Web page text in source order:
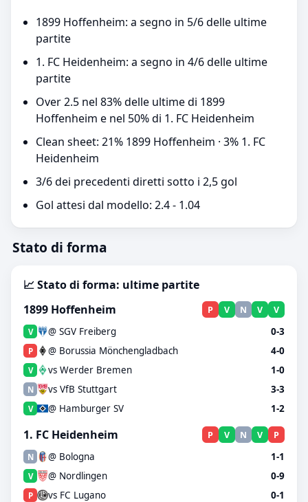
1899 Hoffenheim: a segno in 5/6 delle ultime
partite
1. FC Heidenheim: a segno in 4/6 delle ultime
partite
Over 2.5 nel 83% delle ultime di 1899
Hoffenheim e nel 50% di 1. FC Heidenheim
Clean sheet: 21% 1899 Hoffenheim · 3% 1. FC
Heidenheim
3/6 dei precedenti diretti sotto i 2,5 gol
Gol attesi dal modello: 2.4 - 1.04
Stato di forma
📈 Stato di forma: ultime partite
1899 Hoffenheim
P V N V V
V @ SGV Freiberg 0-3
P @ Borussia Mönchengladbach 4-0
V vs Werder Bremen 1-0
N vs VfB Stuttgart 3-3
V @ Hamburger SV 1-2
1. FC Heidenheim P V N V P
N @ Bologna 1-1
V @ Nordlingen 0-9
P vs FC Lugano 0-1